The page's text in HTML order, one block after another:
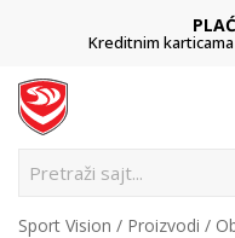
Kreditnim karticama
Pretraži sajt...
Sport Vision Proizvodi